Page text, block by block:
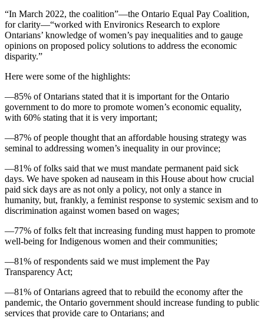
“In March 2022, the coalition”—the Ontario Equal Pay Coalition,
for clarity—“worked with Environics Research to explore
Ontarians’ knowledge of women’s pay inequalities and to gauge
opinions on proposed policy solutions to address the economic
disparity.”
Here were some of the highlights:
—85% of Ontarians stated that it is important for the Ontario
government to do more to promote women’s economic equality,
with 60% stating that it is very important;
—87% of people thought that an affordable housing strategy was
seminal to addressing women’s inequality in our province;
—81% of folks said that we must mandate permanent paid sick
days. We have spoken ad nauseam in this House about how crucial
paid sick days are as not only a policy, not only a stance in
humanity, but, frankly, a feminist response to systemic sexism and to
discrimination against women based on wages;
—77% of folks felt that increasing funding must happen to promote
well-being for Indigenous women and their communities;
—81% of respondents said we must implement the Pay
Transparency Act;
—81% of Ontarians agreed that to rebuild the economy after the
pandemic, the Ontario government should increase funding to public
services that provide care to Ontarians; and